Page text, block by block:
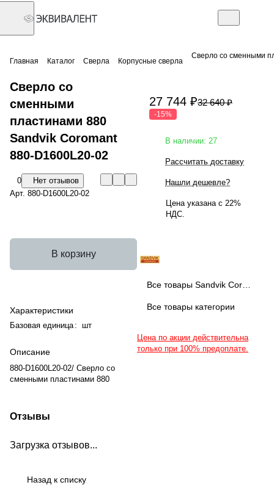
Главная Каталог Сверла Корпусные сверла
Сверло со сменными
Сверло со
сменными
пластинами 880
Sandvik Coromant
880-D1600L20-02
0
Нет отзывов
Арт. 880-D1600L20-02
В корзину
Характеристики
Базовая единица : шт
Описание
880-D1600L20-02/ Сверло со
сменными пластинами 880
27 744 ₽32 640 ₽
-15%
В наличии: 27
Рассчитать доставку
Нашли дешевле?
Цена указана с 22%
НДС.
Все товары категории
Цена по акции действительна
только при 100% предоплате.
Отзывы
Загрузка отзывов...
Назад к списку